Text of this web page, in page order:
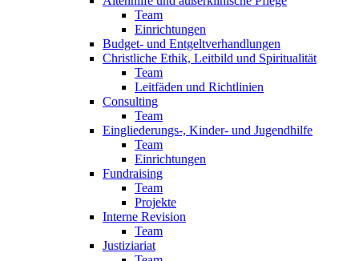
Team
Einrichtungen
Budget- und Entgeltverhandlungen
Christliche Ethik, Leitbild und Spiritualität
Team
Leitfäden und Richtlinien
Consulting
Team
Eingliederungs-, Kinder- und Jugendhilfe
Team
Einrichtungen
Fundraising
Team
Projekte
Interne Revision
Team
Justiziariat